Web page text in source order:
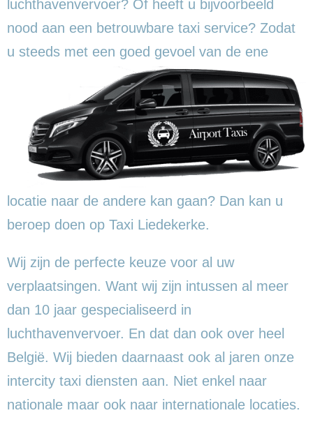
luchthavenvervoer? Of heeft u bijvoorbeeld
nood aan een betrouwbare taxi service? Zodat
u steeds met een goed gevoel van de ene
locatie naar de andere kan gaan? Dan kan u
beroep doen op Taxi Liedekerke.
Wij zijn de perfecte keuze voor al uw
verplaatsingen. Want wij zijn intussen al meer
dan 10 jaar gespecialiseerd in
luchthavenvervoer. En dat dan ook over heel
België. Wij bieden daarnaast ook al jaren onze
intercity taxi diensten aan. Niet enkel naar
nationale maar ook naar internationale locaties.